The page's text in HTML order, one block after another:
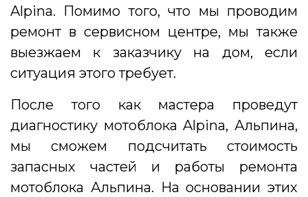
Alpina.
Помимо того, что мы проводим
ремонт в сервисном центре, мы также
выезжаем к заказчику на дом, если
ситуация этого требует.
После того как мастера проведут
диагностику мотоблока Alpina, Альпина,
мы сможем подсчитать стоимость
запасных частей и работы ремонта
мотоблока Альпина. На основании этих